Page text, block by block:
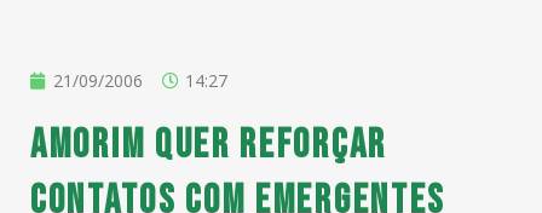
21/09/2006 14:27
Amorim quer reforçar
contatos com emergentes